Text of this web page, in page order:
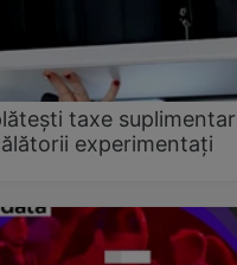
taxe
experimentați